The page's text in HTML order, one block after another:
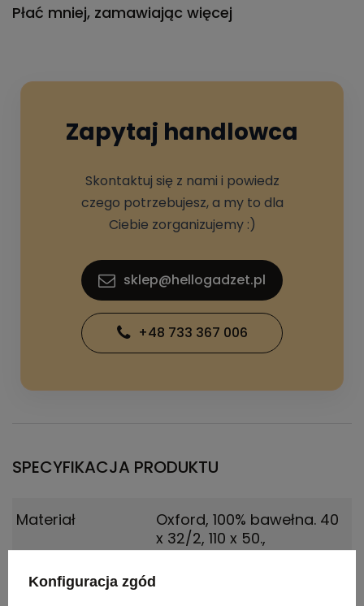
Płać mniej, zamawiając więcej
Zapytaj handlowca
Skontaktuj się z nami i powiedz
czego potrzebujesz, a my to dla
Ciebie zorganizujemy :)
sklep@hellogadzet.pl
+48 733 367 006
SPECYFIKACJA PRODUKTU
Materiał
Oxford, 100% bawełna. 40
x 32/2, 110 x 50.,
Konfiguracja zgód